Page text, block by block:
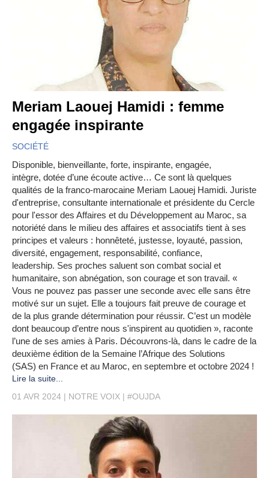
Meriam Laouej Hamidi : femme
engagée inspirante
SOCIÉTÉ
Disponible, bienveillante, forte, inspirante, engagée,
intègre, dotée d’une écoute active… Ce sont là quelques
qualités de la franco-marocaine Meriam Laouej Hamidi. Juriste
d'entreprise, consultante internationale et présidente du Cercle
pour l'essor des Affaires et du Développement au Maroc, sa
notoriété dans le milieu des affaires et associatifs tient à ses
principes et valeurs : honnêteté, justesse, loyauté, passion,
diversité, engagement, responsabilité, confiance,
leadership. Ses proches saluent son combat social et
humanitaire, son abnégation, son courage et son travail. «
Vous ne pouvez pas passer une seconde avec elle sans être
motivé sur un sujet. Elle a toujours fait preuve de courage et
de la plus grande détermination pour réussir. C’est un modèle
dont beaucoup d’entre nous s'inspirent au quotidien », raconte
l’une de ses amies à Paris. Découvrons-là, dans le cadre de la
deuxième édition de la Semaine l’Afrique des Solutions
(SAS) en France et au Maroc, en septembre et octobre 2024 !
Lire la suite...
01 AVR 2024
NOTRE VOIX #OUJDA